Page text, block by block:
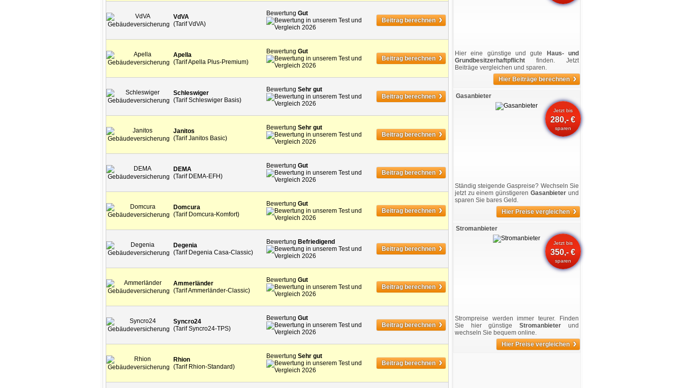
VdVA
(Tarif VdVA)
BewertungGut
Beitrag berechnen ›
Apella
(Tarif Apella Plus-Premium)
BewertungGut
Beitrag berechnen ›
Schleswiger
(Tarif Schleswiger Basis)
BewertungSehr gut
Beitrag berechnen ›
Janitos
(Tarif Janitos Basic)
BewertungSehr gut
Beitrag berechnen ›
DEMA
(Tarif DEMA-EFH)
BewertungGut
Beitrag berechnen ›
Domcura
(Tarif Domcura-Komfort)
BewertungGut
Beitrag berechnen ›
Degenia
(Tarif Degenia Casa-Classic)
Bewertung Befriedigend
Beitrag berechnen ›
Ammerländer
(Tarif Ammerländer-Classic)
BewertungGut
Beitrag berechnen ›
Syncro24
(Tarif Syncro24-TPS)
BewertungGut
Beitrag berechnen ›
Rhion
(Tarif Rhion-Standard)
BewertungSehr gut
Beitrag berechnen ›
Hier eine günstige und gute
Haus- und
Grundbesitzerhaftpflichtfinden. Jetzt
Beiträge vergleichen und sparen.
Hier Beiträge berechnen ›
Gasanbieter
Jetzt bis
280,- €
sparen
Ständig steigende Gaspreise? Wechseln Sie
jetzt zu einem günstigerenGasanbieter und
sparen Sie bares Geld.
Hier Preise vergleichen ›
Stromanbieter
Jetzt bis
350,- €
sparen
Strompreise werden immer teurer. Finden
Sie hier günstigeStromanbieter und
wechseln Sie bequem online.
Hier Preise vergleichen ›